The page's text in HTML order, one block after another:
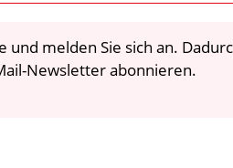
melden Sie sich an.
Newsletter abonnieren.